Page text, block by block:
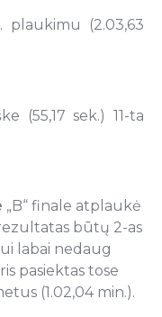
(2.03,63
(55,17 sek.) 11-ta
„B“ finale atplaukė
būtų 2-as
labai nedaug
pasiektas tose
(1.02,04 min.).